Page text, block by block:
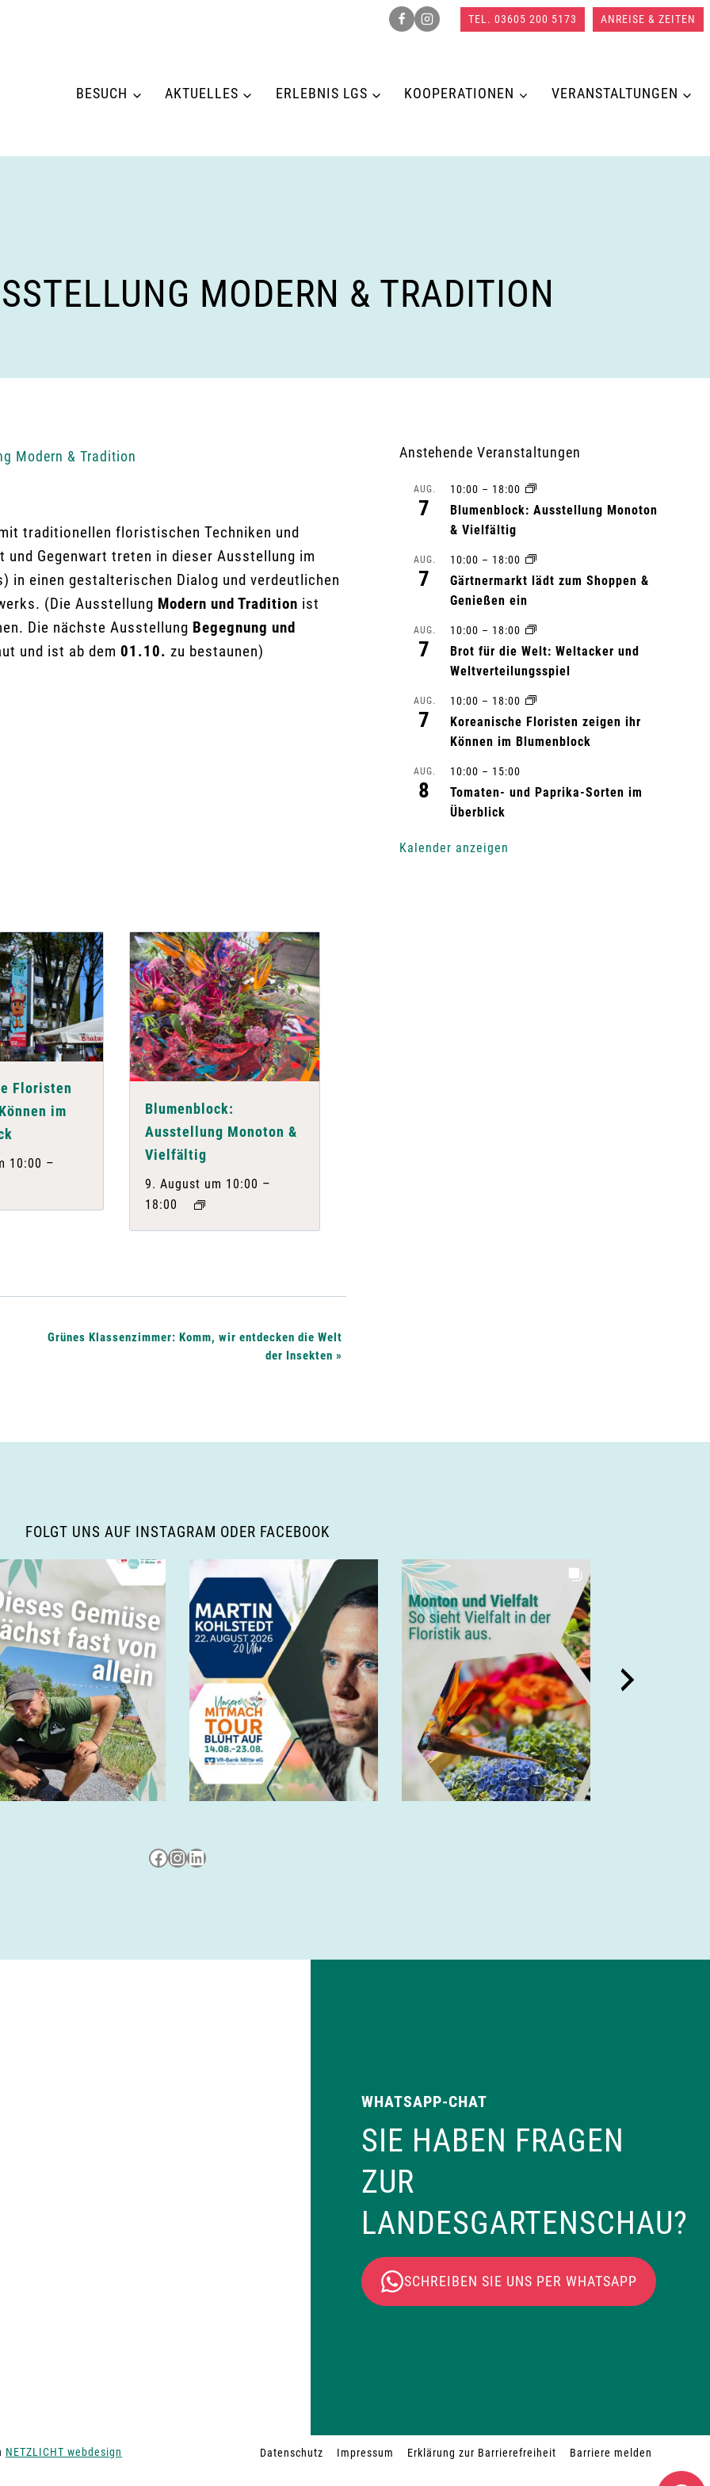
TEL. 03605 200 5173 ANREISE & ZEITEN
BESUCH AKTUELLES ERLEBNIS LGS KOOPERATIONEN VERANSTALTUNGEN
MODERN & TRADITION
Modern & Tradition
traditionellen floristischen Techniken und
Gegenwart treten in dieser Ausstellung im
in einen gestalterischen Dialog und verdeutlichen
(Die Ausstellung Modern und Tradition ist
Die nächste Ausstellung Begegnung und
und ist ab dem 01.10. zu bestaunen)
Floristen
im
10:00 –
Blumenblock:
Ausstellung Monoton &
Vielfältig
9. August um 10:00 –
18:00
Grünes Klassenzimmer: Komm, wir entdecken die Welt
der Insekten»
Anstehende Veranstaltungen
AUG.
7
10:00 – 18:00
Blumenblock: Ausstellung Monoton
& Vielfältig
AUG.
7
10:00 – 18:00
Gärtnermarkt lädt zum Shoppen &
Genießen ein
AUG.
7
10:00 – 18:00
Brot für die Welt: Weltacker und
Weltverteilungsspiel
AUG.
7
10:00 – 18:00
Koreanische Floristen zeigen ihr
Können im Blumenblock
AUG.
8
10:00 – 15:00
Tomaten- und Paprika-Sorten im
Überblick
Kalender anzeigen
FOLGT UNS AUF INSTAGRAM ODER FACEBOOK
Besuche uns auf Facebook
Besuche uns auf Instagram
LinkedIn
WHATSAPP-CHAT
SIE HABEN FRAGEN
ZUR
LANDESGARTENSCHAU?
SCHREIBEN SIE UNS PER WHATSAPP
NETZLICHT webdesign Datenschutz Impressum Erklärung zur Barrierefreiheit Barriere melden